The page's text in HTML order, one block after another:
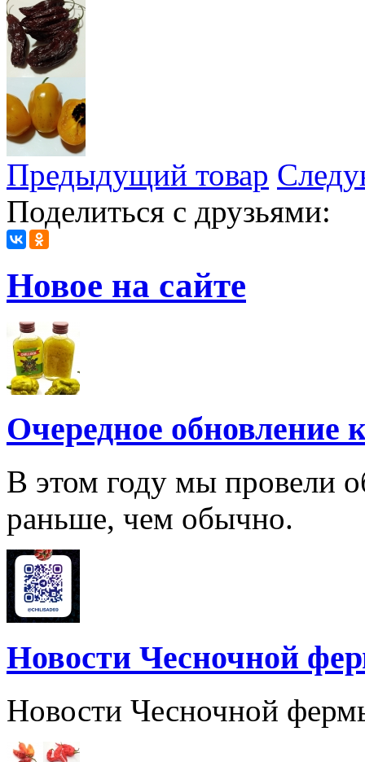
Предыдущий товар
Поделиться с друзьями:
Новое на сайте
Очередное обновление
В этом году мы провели
раньше, чем обычно.
Новости Чесночной
Новости Чесночной